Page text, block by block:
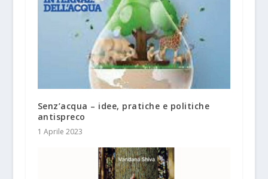
Senz’acqua – idee, pratiche e politiche
antispreco
1 Aprile 2023